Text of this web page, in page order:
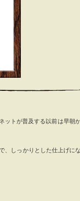
ットが普及する以前は早朝
、しっかりとした仕上げに